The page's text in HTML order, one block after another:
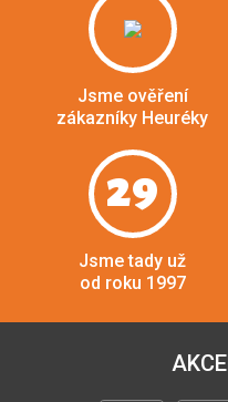
Jsme ověření
zákazníky Heuréky
29
Jsme tady už
od roku 1997